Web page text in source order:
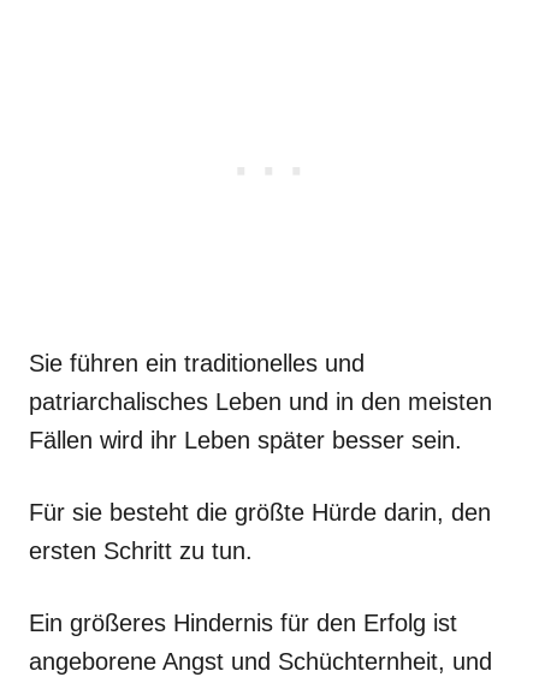
Sie führen ein traditionelles und
patriarchalisches Leben und in den meisten
Fällen wird ihr Leben später besser sein.
Für sie besteht die größte Hürde darin, den
ersten Schritt zu tun.
Ein größeres Hindernis für den Erfolg ist
angeborene Angst und Schüchternheit, und